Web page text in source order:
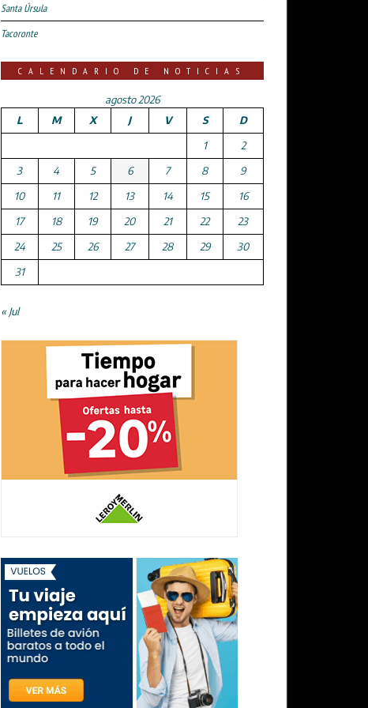
Santa Úrsula
Tacoronte
CALENDARIO DE NOTICIAS
agosto 2026
L
M X J V S
D
1
2
3
4 5 6 7 8
9
10
11 12 13 14 15
16
17
18 19 20 21 22
23
24
25 26 27 28 29
30
31
« Jul